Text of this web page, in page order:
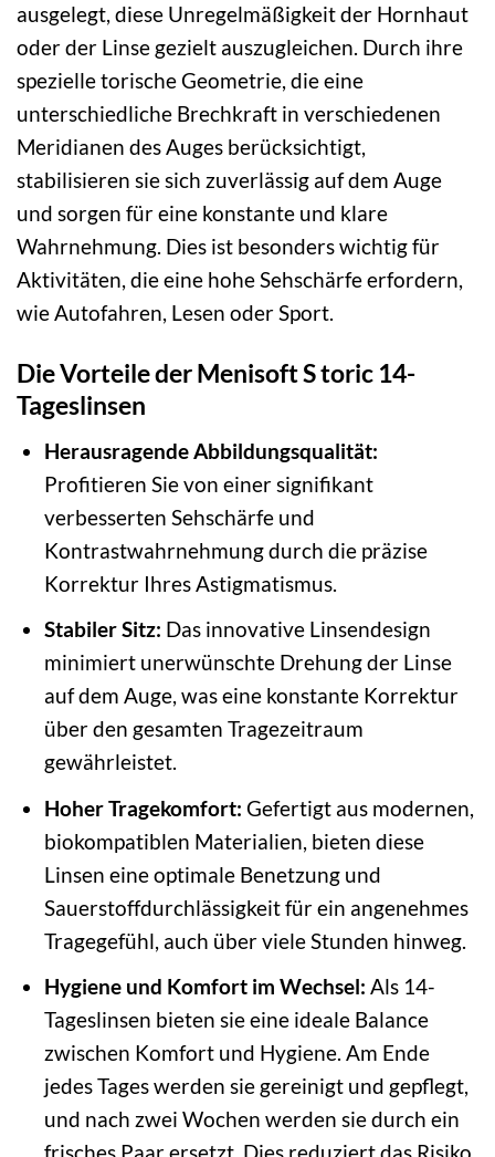
ausgelegt, diese Unregelmäßigkeit der Hornhaut
oder der Linse gezielt auszugleichen. Durch ihre
spezielle torische Geometrie, die eine
unterschiedliche Brechkraft in verschiedenen
Meridianen des Auges berücksichtigt,
stabilisieren sie sich zuverlässig auf dem Auge
und sorgen für eine konstante und klare
Wahrnehmung. Dies ist besonders wichtig für
Aktivitäten, die eine hohe Sehschärfe erfordern,
wie Autofahren, Lesen oder Sport.
Die Vorteile der Menisoft S toric 14-
Tageslinsen
Herausragende Abbildungsqualität:
Profitieren Sie von einer signifikant
verbesserten Sehschärfe und
Kontrastwahrnehmung durch die präzise
Korrektur Ihres Astigmatismus.
Stabiler Sitz: Das innovative Linsendesign
minimiert unerwünschte Drehung der Linse
auf dem Auge, was eine konstante Korrektur
über den gesamten Tragezeitraum
gewährleistet.
Hoher Tragekomfort: Gefertigt aus modernen,
biokompatiblen Materialien, bieten diese
Linsen eine optimale Benetzung und
Sauerstoffdurchlässigkeit für ein angenehmes
Tragegefühl, auch über viele Stunden hinweg.
Hygiene und Komfort im Wechsel: Als 14-
Tageslinsen bieten sie eine ideale Balance
zwischen Komfort und Hygiene. Am Ende
jedes Tages werden sie gereinigt und gepflegt,
und nach zwei Wochen werden sie durch ein